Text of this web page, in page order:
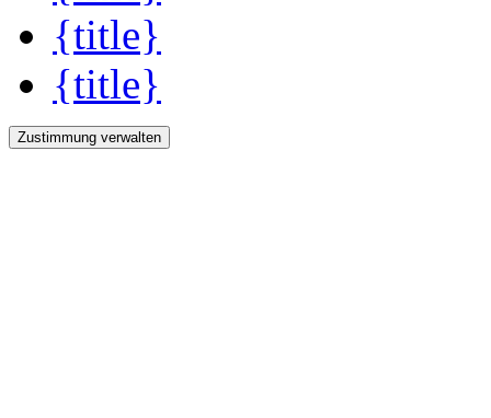
{title}
{title}
Zustimmung verwalten